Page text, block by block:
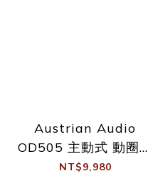
Austrian Audio
OD505 主動式 動圈麥
克風 原AKG工程團隊
NT$9,980